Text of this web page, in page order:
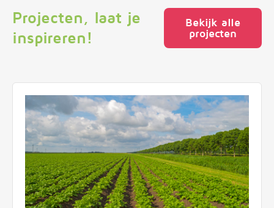
Projecten, laat je
inspireren!
Bekijk alle
projecten